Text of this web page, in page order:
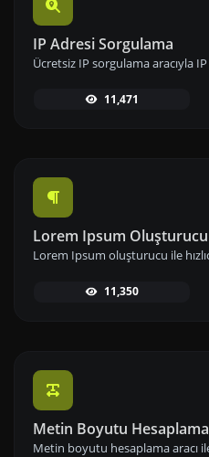
IP Adresi Sorgulama
11,471
Lorem Ipsum Oluşturucu
11,350
Metin Boyutu Hesaplama